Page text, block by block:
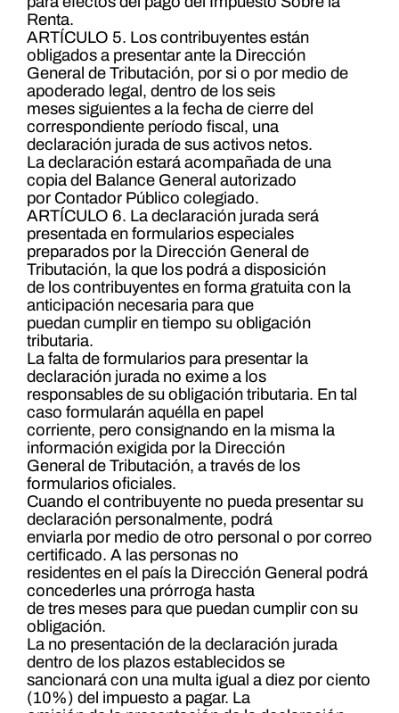
Renta.
ARTÍCULO 5. Los contribuyentes están
obligados a presentar ante la Dirección
General de Tributación, por si o por medio de
apoderado legal, dentro de los seis
meses siguientes a la fecha de cierre del
correspondiente período fiscal, una
declaración jurada de sus activos netos.
La declaración estará acompañada de una
copia del Balance General autorizado
por Contador Público colegiado.
ARTÍCULO 6. La declaración jurada será
presentada en formularios especiales
preparados por la Dirección General de
Tributación, la que los podrá a disposición
de los contribuyentes en forma gratuita con la
anticipación necesaria para que
puedan cumplir en tiempo su obligación
tributaria.
La falta de formularios para presentar la
declaración jurada no exime a los
responsables de su obligación tributaria. En tal
caso formularán aquélla en papel
corriente, pero consignando en la misma la
información exigida por la Dirección
General de Tributación, a través de los
formularios oficiales.
Cuando el contribuyente no pueda presentar su
declaración personalmente, podrá
enviarla por medio de otro personal o por correo
certificado. A las personas no
residentes en el país la Dirección General podrá
concederles una prórroga hasta
de tres meses para que puedan cumplir con su
obligación.
La no presentación de la declaración jurada
dentro de los plazos establecidos se
sancionará con una multa igual a diez por ciento
(10%) del impuesto a pagar. La